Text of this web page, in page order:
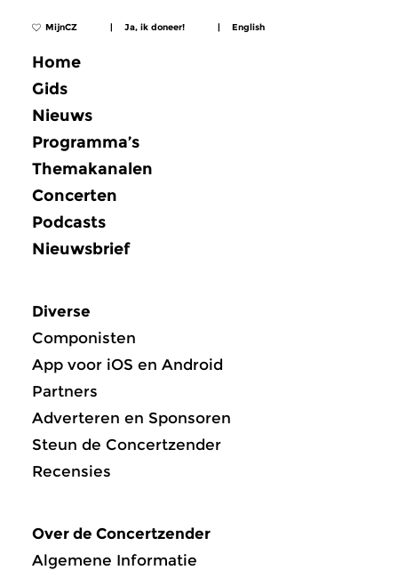
MijnCZ | Ja, ik doneer! | English
Home
Gids
Nieuws
Programma’s
Themakanalen
Concerten
Podcasts
Nieuwsbrief
Diverse
Componisten
App voor iOS en Android
Partners
Adverteren en Sponsoren
Steun de Concertzender
Recensies
Over de Concertzender
Algemene Informatie